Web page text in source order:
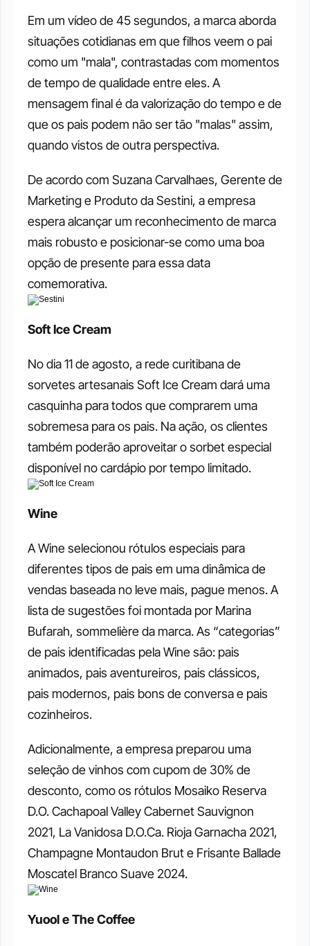
Em um vídeo de 45 segundos, a marca aborda
situações cotidianas em que filhos veem o pai
como um "mala", contrastadas com momentos
de tempo de qualidade entre eles. A
mensagem final é da valorização do tempo e de
que os pais podem não ser tão "malas" assim,
quando vistos de outra perspectiva.
De acordo com Suzana Carvalhaes, Gerente de
Marketing e Produto da Sestini, a empresa
espera alcançar um reconhecimento de marca
mais robusto e posicionar-se como uma boa
opção de presente para essa data
comemorativa.
Soft Ice Cream
No dia 11 de agosto, a rede curitibana de
sorvetes artesanais Soft Ice Cream dará uma
casquinha para todos que comprarem uma
sobremesa para os pais. Na ação, os clientes
também poderão aproveitar o sorbet especial
disponível no cardápio por tempo limitado.
Wine
A Wine selecionou rótulos especiais para
diferentes tipos de pais em uma dinâmica de
vendas baseada no leve mais, pague menos. A
lista de sugestões foi montada por Marina
Bufarah, sommelière da marca. As “categorias”
de pais identificadas pela Wine são: pais
animados, pais aventureiros, pais clássicos,
pais modernos, pais bons de conversa e pais
cozinheiros.
Adicionalmente, a empresa preparou uma
seleção de vinhos com cupom de 30% de
desconto, como os rótulos Mosaiko Reserva
D.O. Cachapoal Valley Cabernet Sauvignon
2021, La Vanidosa D.O.Ca. Rioja Garnacha 2021,
Champagne Montaudon Brut e Frisante Ballade
Moscatel Branco Suave 2024.
Yuool e The Coffee